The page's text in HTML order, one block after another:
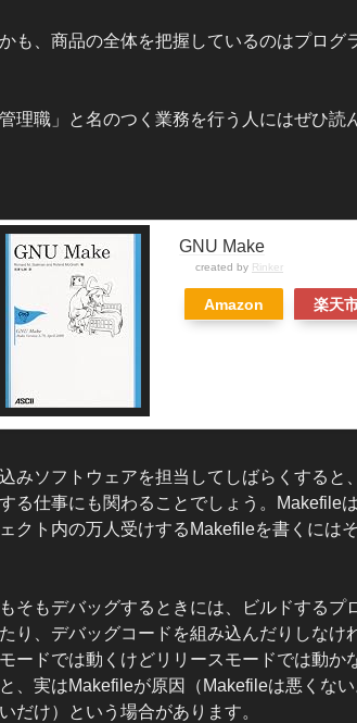
も、商品の全体を把握しているのはプログ
理職」と名のつく業務を行う人にはぜひ読
GNU Make
created by Rinker
Amazon 楽天
みソフトウェアを担当してしばらくすると
る仕事にも関わることでしょう。Makefile
クト内の万人受けするMakefileを書くには
そもデバッグするときには、ビルドするプ
り、デバッグコードを組み込んだりしなけ
ードでは動くけどリリースモードでは動か
、実はMakefileが原因（Makefileは悪くな
だけ）という場合があります。